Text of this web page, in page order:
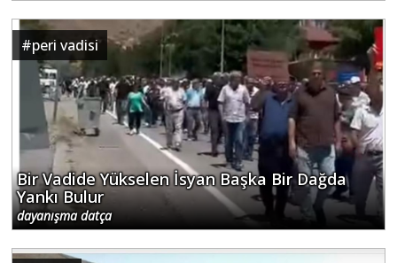
#peri vadisi
Bir Vadide Yükselen İsyan Başka Bir Dağda
Yankı Bulur
dayanışma datça